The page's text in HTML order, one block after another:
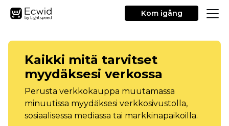
Kom igång
Kaikki mitä tarvitset
myydäksesi verkossa
Perusta verkkokauppa muutamassa
minuutissa myydäksesi verkkosivustolla,
sosiaalisessa mediassa tai markkinapaikoilla.